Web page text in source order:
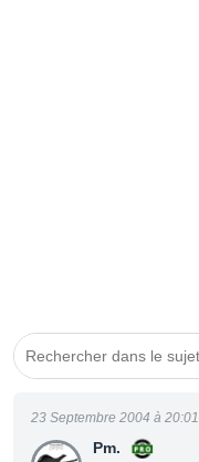
Pm.
23 Septembre 2004 à 20:01